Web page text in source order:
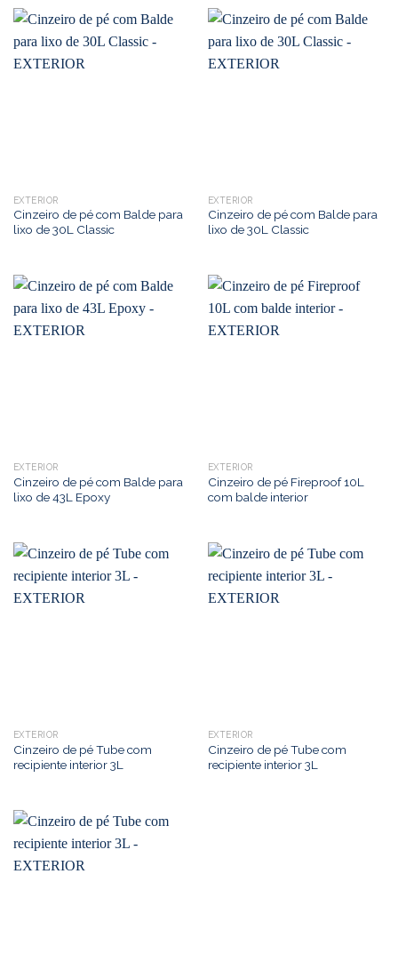
EXTERIOR
Cinzeiro de pé com Balde para
lixo de 30L Classic
EXTERIOR
Cinzeiro de pé com Balde para
lixo de 30L Classic
EXTERIOR
Cinzeiro de pé com Balde para
lixo de 43L Epoxy
EXTERIOR
Cinzeiro de pé Fireproof 10L
com balde interior
EXTERIOR
Cinzeiro de pé Tube com
recipiente interior 3L
EXTERIOR
Cinzeiro de pé Tube com
recipiente interior 3L